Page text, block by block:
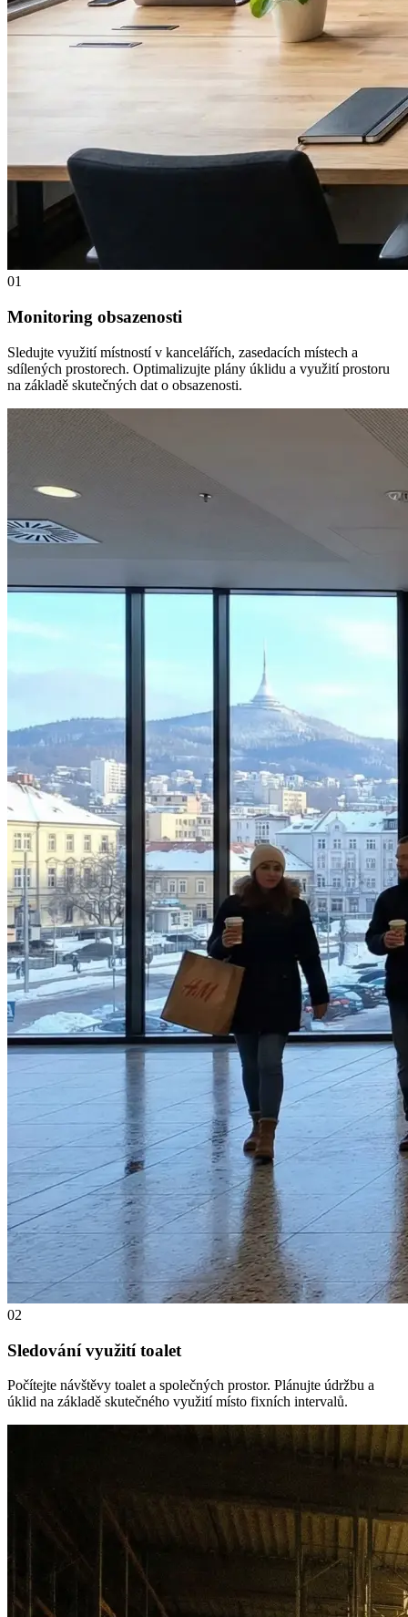
01
Monitoring obsazenosti
Sledujte využití místností v kancelářích, zasedacích místech a
sdílených prostorech. Optimalizujte plány úklidu a využití prostoru
na základě skutečných dat o obsazenosti.
02
Sledování využití toalet
Počítejte návštěvy toalet a společných prostor. Plánujte údržbu a
úklid na základě skutečného využití místo fixních intervalů.